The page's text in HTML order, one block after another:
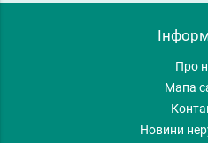
Про
Мапа
Новини